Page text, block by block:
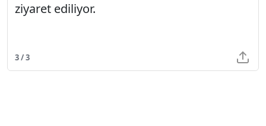
ziyaret ediliyor.
3 / 3